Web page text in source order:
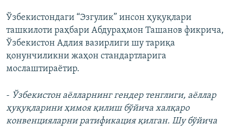
Ўзбекистондаги “Эзгулик” инсон ҳуқуқлари
ташкилоти раҳбари Абдураҳмон Ташанов фикрича,
Ўзбекистон Адлия вазирлиги шу тариқа
қонунчиликни жаҳон стандартларига
мослаштираётир.
- Ўзбекистон аёлларнинг гендер тенглиги, аёллар
ҳуқуқларини ҳимоя қилиш бўйича халқаро
конвенцияларни ратификация қилган. Шу бўйича